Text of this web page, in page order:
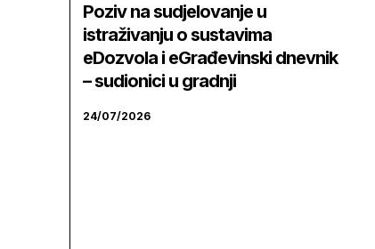
Poziv na sudjelovanje u
istraživanju o sustavima
eDozvola i eGrađevinski dnevnik
– sudionici u gradnji
24/07/2026